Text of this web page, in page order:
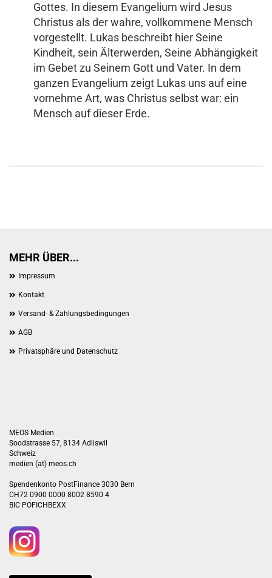
Gottes. In diesem Evangelium wird Jesus
Christus als der wahre, vollkommene Mensch
vorgestellt. Lukas beschreibt hier Seine
Kindheit, sein Älterwerden, Seine Abhängigkeit
im Gebet zu Seinem Gott und Vater. In dem
ganzen Evangelium zeigt Lukas uns auf eine
vornehme Art, was Christus selbst war: ein
Mensch auf dieser Erde.
MEHR ÜBER...
Impressum
Kontakt
Versand- & Zahlungsbedingungen
AGB
Privatsphäre und Datenschutz
MEOS Medien
Soodstrasse 57, 8134 Adliswil
Schweiz
medien (at) meos.ch
Spendenkonto PostFinance 3030 Bern
CH72 0900 0000 8002 8590 4
BIC POFICHBEXX